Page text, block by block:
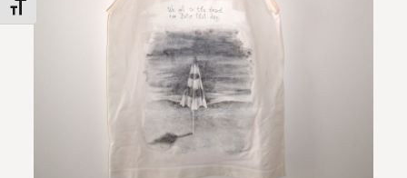
Betűméret váltása